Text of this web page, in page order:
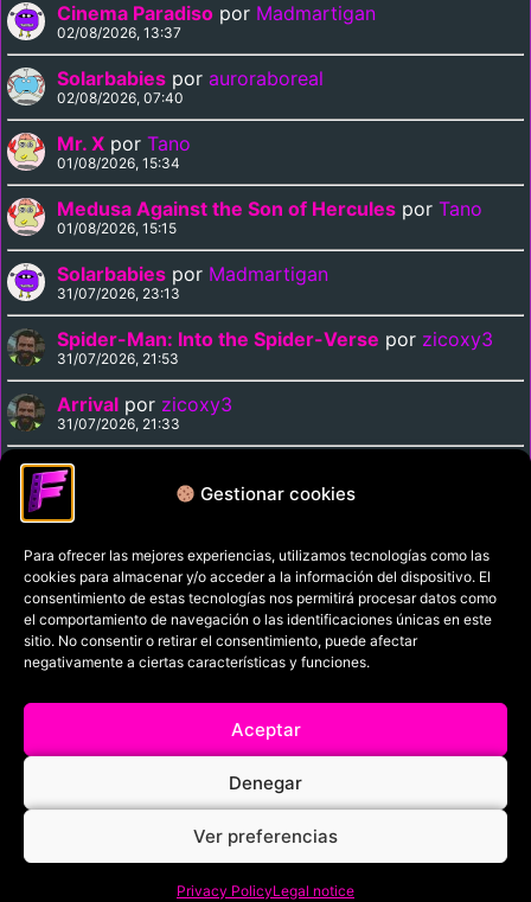
Gestionar cookies
Para ofrecer las mejores experiencias, utilizamos tecnologías como las
cookies para almacenar y/o acceder a la información del dispositivo. El
consentimiento de estas tecnologías nos permitirá procesar datos como
el comportamiento de navegación o las identificaciones únicas en este
sitio. No consentir o retirar el consentimiento, puede afectar
negativamente a ciertas características y funciones.
Aceptar
Denegar
Ver preferencias
Privacy PolicyLegal notice
Cinema Paradiso por Madmartigan
02/08/2026, 13:37
Solarbabies por auroraboreal
02/08/2026, 07:40
Mr. X por Tano
01/08/2026, 15:34
Medusa Against the Son of Hercules por Tano
01/08/2026, 15:15
Solarbabies por Madmartigan
31/07/2026, 23:13
Spider-Man: Into the Spider-Verse por zicoxy3
31/07/2026, 21:53
Arrival por zicoxy3
31/07/2026, 21:33
Arrival
31/07/2026, 20:41
Política de privacidad
Términos y condiciones
Política de cookies
Filmaniak (2026)
© All rights reserved